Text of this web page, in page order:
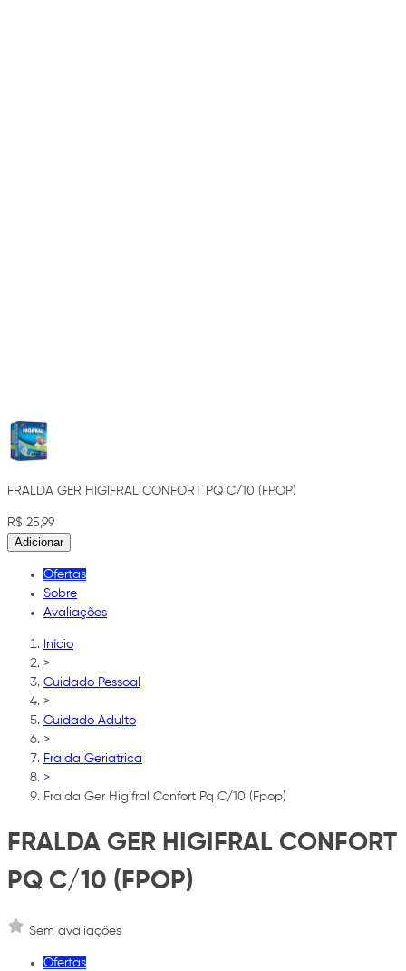
FRALDA GER HIGIFRAL CONFORT PQ C/10 (FPOP)
R$ 25,99
Adicionar
Ofertas
Sobre
Avaliações
Início
>
Cuidado Pessoal
>
Cuidado Adulto
>
Fralda Geriatrica
>
Fralda Ger Higifral Confort Pq C/10 (Fpop)
FRALDA GER HIGIFRAL CONFORT
PQ C/10 (FPOP)
Sem avaliações
Ofertas